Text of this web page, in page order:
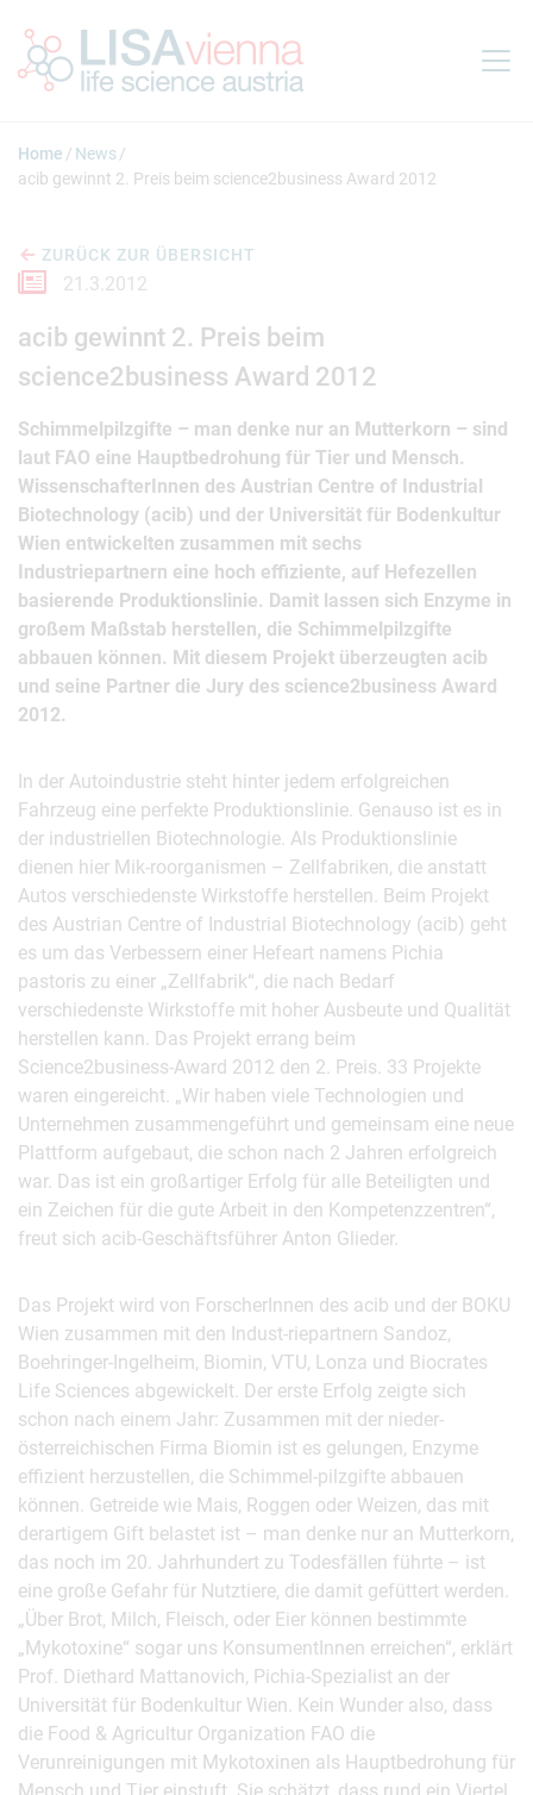
Home
News
acib gewinnt 2. Preis beim science2business Award 2012
ZURÜCK ZUR ÜBERSICHT
21.3.2012
acib gewinnt 2. Preis beim
science2business Award 2012
Schimmelpilzgifte – man denke nur an Mutterkorn – sind
laut FAO eine Hauptbedrohung für Tier und Mensch.
WissenschafterInnen des Austrian Centre of Industrial
Biotechnology (acib) und der Universität für Bodenkultur
Wien entwickelten zusammen mit sechs
Industriepartnern eine hoch effiziente, auf Hefezellen
basierende Produktionslinie. Damit lassen sich Enzyme in
großem Maßstab herstellen, die Schimmelpilzgifte
abbauen können. Mit diesem Projekt überzeugten acib
und seine Partner die Jury des science2business Award
2012.
In der Autoindustrie steht hinter jedem erfolgreichen
Fahrzeug eine perfekte Produktionslinie. Genauso ist es in
der industriellen Biotechnologie. Als Produktionslinie
dienen hier Mik-roorganismen – Zellfabriken, die anstatt
Autos verschiedenste Wirkstoffe herstellen. Beim Projekt
des Austrian Centre of Industrial Biotechnology (acib) geht
es um das Verbessern einer Hefeart namens Pichia
pastoris zu einer „Zellfabrik“, die nach Bedarf
verschiedenste Wirkstoffe mit hoher Ausbeute und Qualität
herstellen kann. Das Projekt errang beim
Science2business-Award 2012 den 2. Preis. 33 Projekte
waren eingereicht. „Wir haben viele Technologien und
Unternehmen zusammengeführt und gemeinsam eine neue
Plattform aufgebaut, die schon nach 2 Jahren erfolgreich
war. Das ist ein großartiger Erfolg für alle Beteiligten und
ein Zeichen für die gute Arbeit in den Kompetenzzentren“,
freut sich acib-Geschäftsführer Anton Glieder.
Das Projekt wird von ForscherInnen des acib und der BOKU
Wien zusammen mit den Indust-riepartnern Sandoz,
Boehringer-Ingelheim, Biomin, VTU, Lonza und Biocrates
Life Sciences abgewickelt. Der erste Erfolg zeigte sich
schon nach einem Jahr: Zusammen mit der nieder-
österreichischen Firma Biomin ist es gelungen, Enzyme
effizient herzustellen, die Schimmel-pilzgifte abbauen
können. Getreide wie Mais, Roggen oder Weizen, das mit
derartigem Gift belastet ist – man denke nur an Mutterkorn,
das noch im 20. Jahrhundert zu Todesfällen führte – ist
eine große Gefahr für Nutztiere, die damit gefüttert werden.
„Über Brot, Milch, Fleisch, oder Eier können bestimmte
„Mykotoxine“ sogar uns KonsumentInnen erreichen“, erklärt
Prof. Diethard Mattanovich, Pichia-Spezialist an der
Universität für Bodenkultur Wien. Kein Wunder also, dass
die Food & Agricultur Organization FAO die
Verunreinigungen mit Mykotoxinen als Hauptbedrohung für